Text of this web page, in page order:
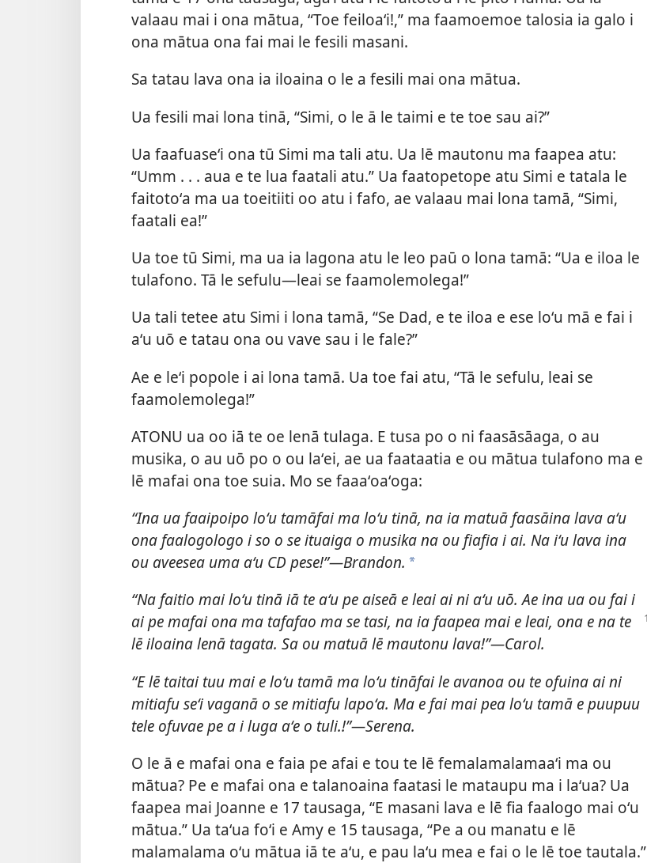
valaau mai i ona mātua, “Toe feiloaʻi!,” ma faamoemoe talosia ia galo i
ona mātua ona fai mai le fesili masani.
Sa tatau lava ona ia iloaina o le a fesili mai ona mātua.
Ua fesili mai lona tinā, “Simi, o le ā le taimi e te toe sau ai?”
Ua faafuaseʻi ona tū Simi ma tali atu. Ua lē mautonu ma faapea atu:
“Umm . . . aua e te lua faatali atu.” Ua faatopetope atu Simi e tatala le
faitotoʻa ma ua toeitiiti oo atu i fafo, ae valaau mai lona tamā, “Simi,
faatali ea!”
Ua toe tū Simi, ma ua ia lagona atu le leo paū o lona tamā: “Ua e iloa le
tulafono. Tā le sefulu—leai se faamolemolega!”
Ua tali tetee atu Simi i lona tamā, “Se Dad, e te iloa e ese loʻu mā e fai i
aʻu uō e tatau ona ou vave sau i le fale?”
Ae e leʻi popole i ai lona tamā. Ua toe fai atu, “Tā le sefulu, leai se
faamolemolega!”
ATONU ua oo iā te oe lenā tulaga. E tusa po o ni faasāsāaga, o au
musika, o au uō po o ou laʻei, ae ua faataatia e ou mātua tulafono ma e
lē mafai ona toe suia. Mo se faaaʻoaʻoga:
“Ina ua faaipoipo loʻu tamāfai ma loʻu tinā, na ia matuā faasāina lava aʻu
ona faalogologo i so o se ituaiga o musika na ou fiafia i ai. Na iʻu lava ina
ou aveesea uma aʻu CD pese!”—Brandon. *
“Na faitio mai loʻu tinā iā te aʻu pe aiseā e leai ai ni aʻu uō. Ae ina ua ou fai i
ai pe mafai ona ma tafafao ma se tasi, na ia faapea mai eleai, ona e na te
lē iloaina lenā tagata. Sa ou matuā lē mautonu lava!”—Carol.
“E lē taitai tuu mai e loʻu tamā ma loʻu tināfai le avanoa ou te ofuina ai ni
mitiafu seʻi vaganā o se mitiafu lapoʻa. Ma e fai mai pea loʻu tamā e puupuu
tele ofuvae pe a i luga aʻe o tuli.!”—Serena.
O le ā e mafai ona e faia pe afai e tou te lē femalamalamaaʻi ma ou
mātua? Pe e mafai ona e talanoaina faatasi le mataupu ma i laʻua? Ua
faapea mai Joanne e 17 tausaga, “E masani lava e lē fia faalogo mai oʻu
mātua.” Ua taʻua foʻi e Amy e 15 tausaga, “Pe a ou manatu e lē
malamalama oʻu mātua iā te aʻu, e pau laʻu mea e fai o le lē toe tautala.”